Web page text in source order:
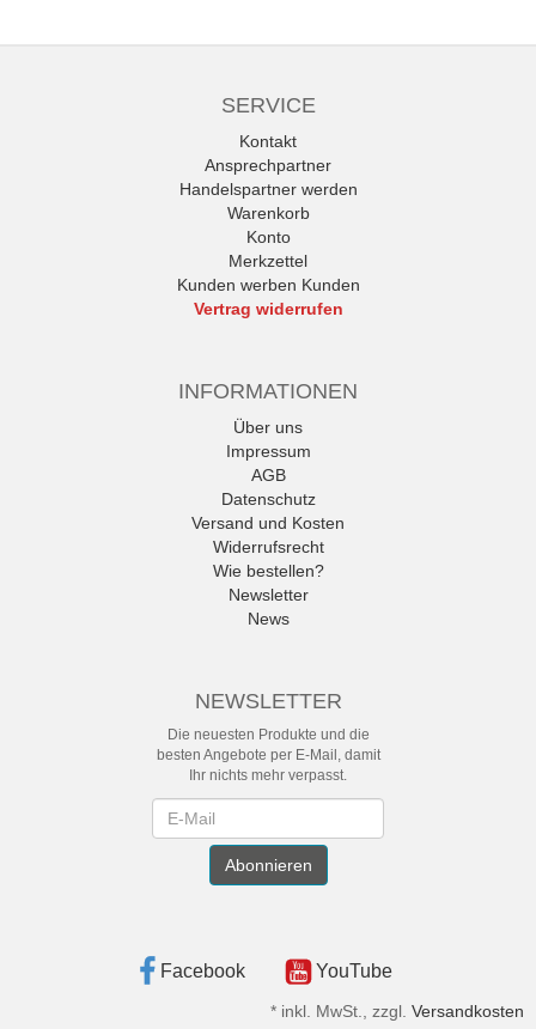
SERVICE
Kontakt
Ansprechpartner
Handelspartner werden
Warenkorb
Konto
Merkzettel
Kunden werben Kunden
Vertrag widerrufen
INFORMATIONEN
Über uns
Impressum
AGB
Datenschutz
Versand und Kosten
Widerrufsrecht
Wie bestellen?
Newsletter
News
NEWSLETTER
Die neuesten Produkte und die
besten Angebote per E-Mail, damit
Ihr nichts mehr verpasst.
Abonnieren
Facebook YouTube
* inkl. MwSt., zzgl. Versandkosten